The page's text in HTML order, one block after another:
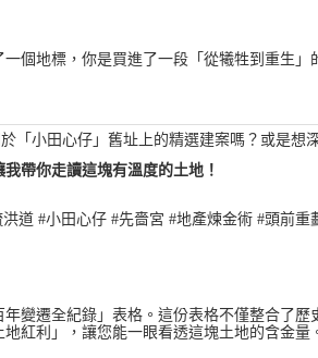
個地標，你是買進了一段「從犧牲到重生
「小田心仔」舊址上的精選建案嗎？或是想
帶你走讀這塊有溫度的土地！
道 #小田心仔 #先嗇宮 #地產煉金術 #頭前
變遷全紀錄」表格。這份表格不僅整合了
紅利」，讓您能一眼看透這塊土地的含金量